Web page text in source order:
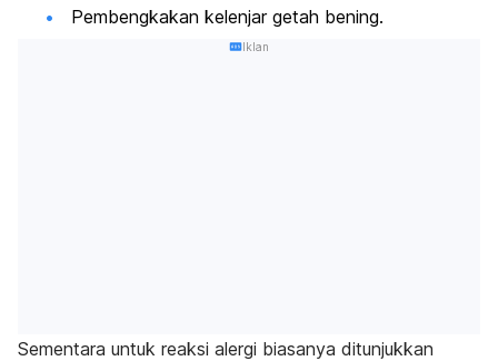
Pembengkakan kelenjar getah bening.
Iklan
Sementara untuk reaksi alergi biasanya ditunjukkan